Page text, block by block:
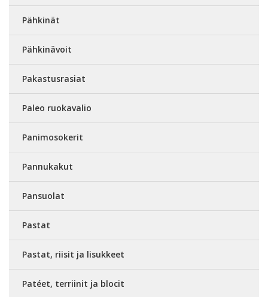
Pähkinät
Pähkinävoit
Pakastusrasiat
Paleo ruokavalio
Panimosokerit
Pannukakut
Pansuolat
Pastat
Pastat, riisit ja lisukkeet
Patéet, terriinit ja blocit